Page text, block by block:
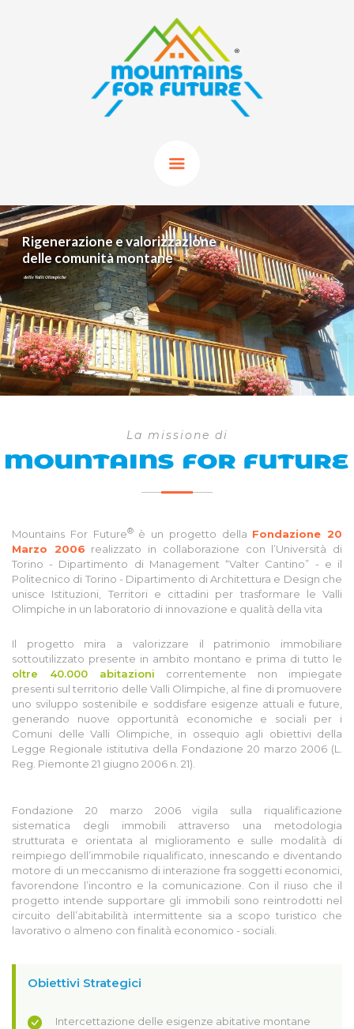
Rigenerazione e valorizzazione
delle comunità montane
delle Valli Olimpiche
La missione di
Mountains For Future®è un progetto della Fondazione 20
Marzo 2006 realizzato in collaborazione con l’Università di
Torino - Dipartimento di Management “Valter Cantino” - e il
Politecnico di Torino - Dipartimento di Architettura e Design che
unisce Istituzioni, Territori e cittadini per trasformare le Valli
Olimpiche in un laboratorio di innovazione e qualità della vita
Il progetto mira a valorizzare il patrimonio immobiliare
sottoutilizzato presente in ambito montano e prima di tutto le
oltre 40.000 abitazioni correntemente non impiegate
presenti sul territorio delle Valli Olimpiche, al fine di promuovere
uno sviluppo sostenibile e soddisfare esigenze attuali e future,
generando nuove opportunità economiche e sociali per i
Comuni delle Valli Olimpiche, in ossequio agli obiettivi della
Legge Regionale istitutiva della Fondazione 20 marzo 2006 (L.
Reg. Piemonte 21 giugno 2006 n. 21).
Fondazione 20 marzo 2006 vigila sulla riqualificazione
sistematica degli immobili attraverso una metodologia
strutturata e orientata al miglioramento e sulle modalità di
reimpiego dell’immobile riqualificato, innescando e diventando
motore di un meccanismo di interazione fra soggetti economici,
favorendone l’incontro e la comunicazione. Con il riuso che il
progetto intende supportare gli immobili sono reintrodotti nel
circuito dell’abitabilità intermittente sia a scopo turistico che
lavorativo o almeno con finalità economico - sociali.
Obiettivi Strategici
Intercettazione delle esigenze abitative montane